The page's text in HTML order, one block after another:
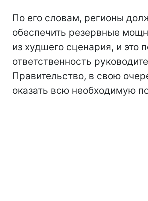
По его словам, регионы
обеспечить резервные
из худшего сценария, и это
ответственность
Правительство, в свою
оказать всю необходимую